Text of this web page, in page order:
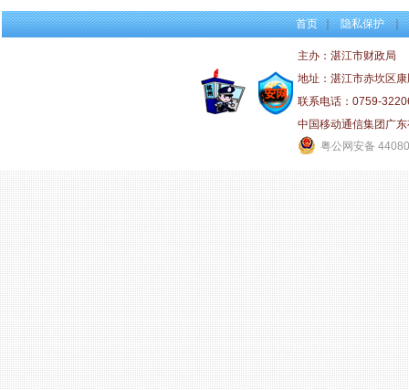
首页 ｜ 隐私保护 ｜
主办：湛江市财政局
地址：湛江市赤坎区
联系电话：0759-
中国移动通信集团广
粤公网安备